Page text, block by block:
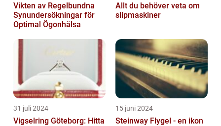
Vikten av Regelbundna
Synundersökningar för
Optimal Ögonhälsa
Allt du behöver veta om
slipmaskiner
31 juli 2024
Vigselring Göteborg: Hitta
15 juni 2024
Steinway Flygel - en ikon